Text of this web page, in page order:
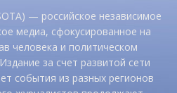
— российское независимое
медиа, сфокусированное на
человека и политическом
за счет развитой сети
события из разных регионов